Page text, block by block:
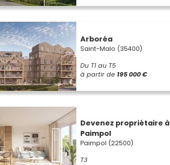
Arboréa
Saint-Malo (35400)
Du T1 au T5
à partir de 195 000 €
Devenez propriétaire à
Paimpol
Paimpol (22500)
T3